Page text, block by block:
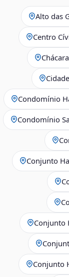
Alto das
Centro
Condomínio
Condomínio
Conjunto
Conjunto
Conjunto